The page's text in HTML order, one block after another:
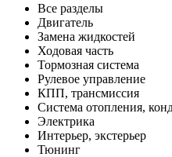
Все разделы
Двигатель
Замена жидкостей
Ходовая часть
Тормозная система
Рулевое управление
КПП, трансмиссия
Система отопления,
Электрика
Интерьер, экстерьер
Тюнинг